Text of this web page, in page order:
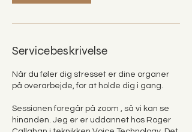
Servicebeskrivelse
Når du føler dig stresset er dine organer
på overarbejde, for at holde dig i gang.
Sessionen foregår på zoom , så vi kan se
hinanden. Jeg er er uddannet hos Roger